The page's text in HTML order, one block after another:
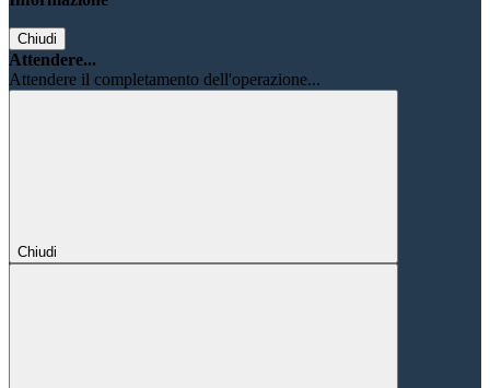
Chiudi
Attendere...
Attendere il completamento dell'operazione...
Chiudi